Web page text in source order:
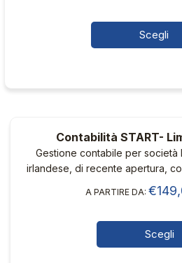
del
Scegli
Questo
ha
Le
opzioni
possono
essere
nella
pagina
Contabilità START-
Gestione contabile per società
irlandese, di recente apertura,
un numero ridotto di
commercialista
A PARTIRE DA: €
Scegli
Questo